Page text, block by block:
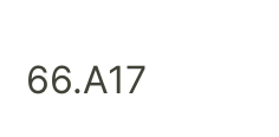
66.A17